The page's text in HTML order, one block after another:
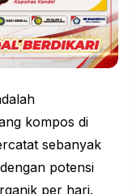
kompos di
sebanyak
potensi
per hari.